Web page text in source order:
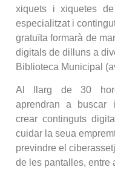
xiquets i xiquetes
especialitzat i
gratuïta formarà de
digitals de dilluns a
Biblioteca Municipal
Al llarg de 30
aprendran a buscar
crear continguts
cuidar la seua
previndre el
de les pantalles, entre